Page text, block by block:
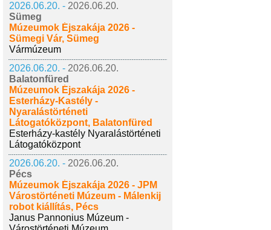
2026.06.20. - 2026.06.20.
Sümeg
Múzeumok Éjszakája 2026 -
Sümegi Vár, Sümeg
Vármúzeum
2026.06.20. - 2026.06.20.
Balatonfüred
Múzeumok Éjszakája 2026 -
Esterházy-Kastély -
Nyaralástörténeti
Látogatóközpont, Balatonfüred
Esterházy-kastély Nyaralástörténeti
Látogatóközpont
2026.06.20. - 2026.06.20.
Pécs
Múzeumok Éjszakája 2026 - JPM
Várostörténeti Múzeum - Málenkij
robot kiállítás, Pécs
Janus Pannonius Múzeum -